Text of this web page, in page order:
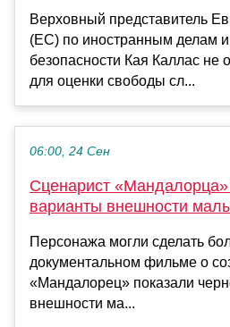
Верховный представитель
(ЕС) по иностранным делам и
безопасности Кая Каллас не
для оценки свободы сл...
06:00, 24 Сен
Сценарист
варианты внешности
Персонажа могли сделать
документальном фильме о
«Мандалорец» показали
внешности ма...